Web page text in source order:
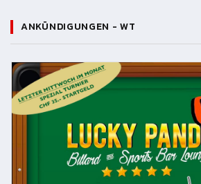
ANKÜNDIGUNGEN - WT